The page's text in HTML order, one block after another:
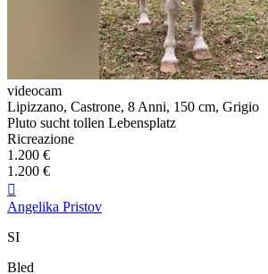
videocam
Lipizzano, Castrone, 8 Anni, 150 cm, Grigio
Pluto sucht tollen Lebensplatz
Ricreazione
1.200 €
1.200 €

Angelika Pristov
SI
Bled